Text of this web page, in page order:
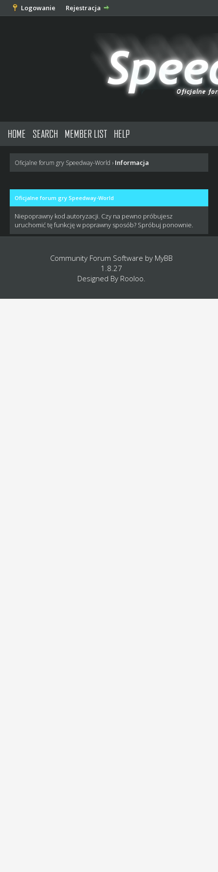
Logowanie Rejestracja
HOME SEARCH MEMBER LIST HELP
Oficjalne forum gry Speedway-World › Informacja
Oficjalne forum gry Speedway-World
Niepoprawny kod autoryzacji. Czy na pewno próbujesz
uruchomić tę funkcję w poprawny sposób? Spróbuj ponownie.
Community Forum Software by MyBB
1.8.27
Designed By Rooloo.